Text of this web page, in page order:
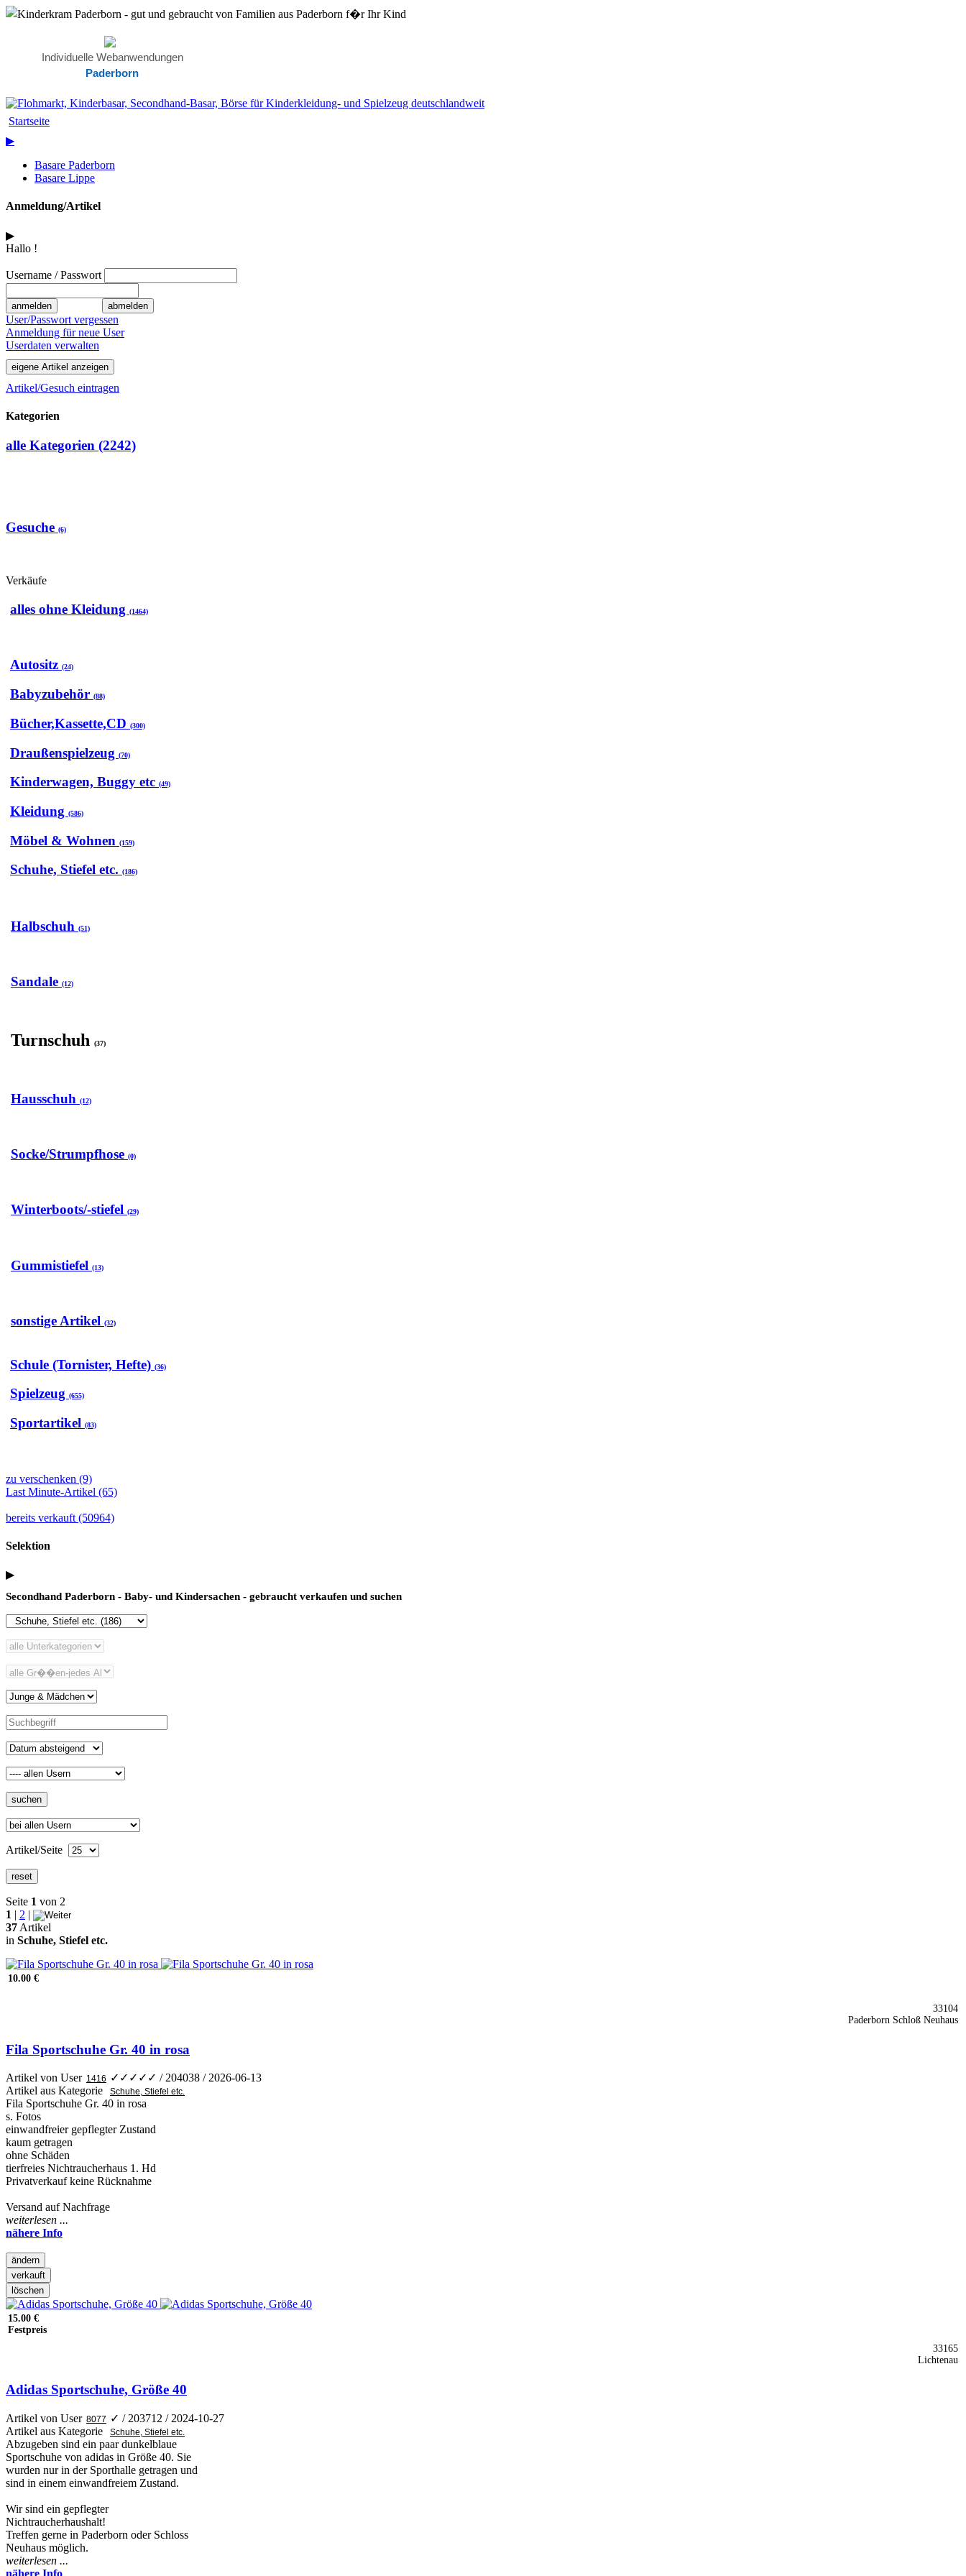
Individuelle Webanwendungen
Paderborn
Startseite
▶
Basare Paderborn
Basare Lippe
Anmeldung/Artikel
▶
Hallo !
Username / Passwort
User/Passwort vergessen
Anmeldung für neue User
Userdaten verwalten
Artikel/Gesuch eintragen
Kategorien
alle Kategorien (2242)
Gesuche (6)
Verkäufe
alles ohne Kleidung (1464)
Autositz (24)
Babyzubehör (88)
Bücher,Kassette,CD (300)
Draußenspielzeug (70)
Kinderwagen, Buggy etc (49)
Kleidung (586)
Möbel & Wohnen (159)
Schuhe, Stiefel etc. (186)
Halbschuh (51)
Sandale (12)
Turnschuh (37)
Hausschuh (12)
Socke/Strumpfhose (0)
Winterboots/-stiefel (29)
Gummistiefel (13)
sonstige Artikel (32)
Schule (Tornister, Hefte) (36)
Spielzeug (655)
Sportartikel (83)
zu verschenken (9)
Last Minute-Artikel (65)
bereits verkauft (50964)
Selektion
▶
Secondhand Paderborn - Baby- und Kindersachen - gebraucht verkaufen und suchen
Artikel/Seite
Seite 1 von 2
1 | 2 |
37 Artikel
in Schuhe, Stiefel etc.
10.00 €
33104
Paderborn Schloß Neuhaus
Fila Sportschuhe Gr. 40 in rosa
Artikel von User ✓✓✓✓✓ / 204038 / 2026-06-13
Artikel aus Kategorie
Fila Sportschuhe Gr. 40 in rosa
s. Fotos
einwandfreier gepflegter Zustand
kaum getragen
ohne Schäden
tierfreies Nichtraucherhaus 1. Hd
Privatverkauf keine Rücknahme
Versand auf Nachfrage
weiterlesen ...
nähere Info
15.00 €
Festpreis
33165
Lichtenau
Adidas Sportschuhe, Größe 40
Artikel von User ✓ / 203712 / 2024-10-27
Artikel aus Kategorie
Abzugeben sind ein paar dunkelblaue
Sportschuhe von adidas in Größe 40. Sie
wurden nur in der Sporthalle getragen und
sind in einem einwandfreiem Zustand.
Wir sind ein gepflegter
Nichtraucherhaushalt!
Treffen gerne in Paderborn oder Schloss
Neuhaus möglich.
weiterlesen ...
nähere Info